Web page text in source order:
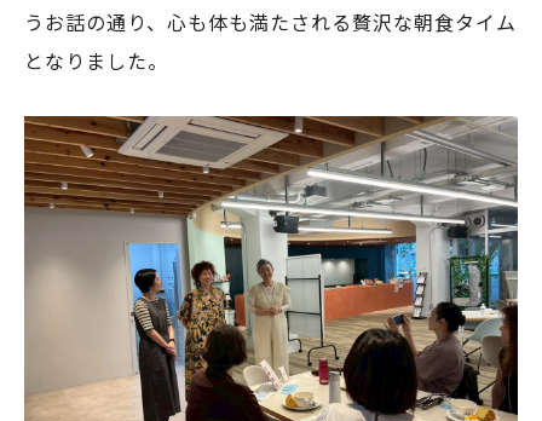
うお話の通り、心も体も満たされる贅沢な朝食タイム
となりました。